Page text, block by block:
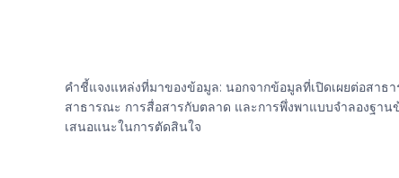
คำชี้แจงแหล่งที่มาของข้อมูล: นอกจากข้อมูลที่เปิดเผยต่อสา
สาธารณะ การสื่อสารกับตลาด และการพึ่งพาแบบจำลองฐา
เสนอแนะในการตัดสินใจ